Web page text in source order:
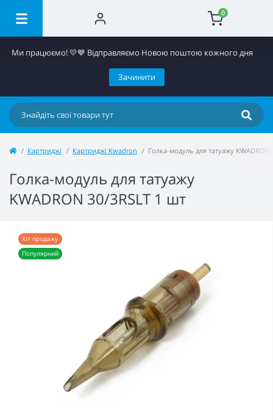
0
Ми працюємо! 💛​💙 Відправляємо Новою поштою кожного дня
Зачинити
Картриджі Картриджі Kwadron Голка-модуль для татуажу KWADRON
Голка-модуль для татуажу
KWADRON 30/3RSLT 1 шт
Хіт продажу
Популярний